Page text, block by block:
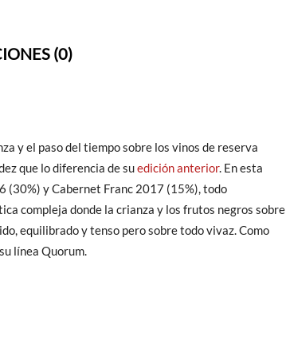
(0)
y el paso del tiempo sobre los vinos de reserva
que lo diferencia de suedición anterior. En esta
(30%) y Cabernet Franc 2017 (15%), todo
compleja donde la crianza y los frutos negros sobre
equilibrado y tenso pero sobre todo vivaz. Como
línea Quorum.